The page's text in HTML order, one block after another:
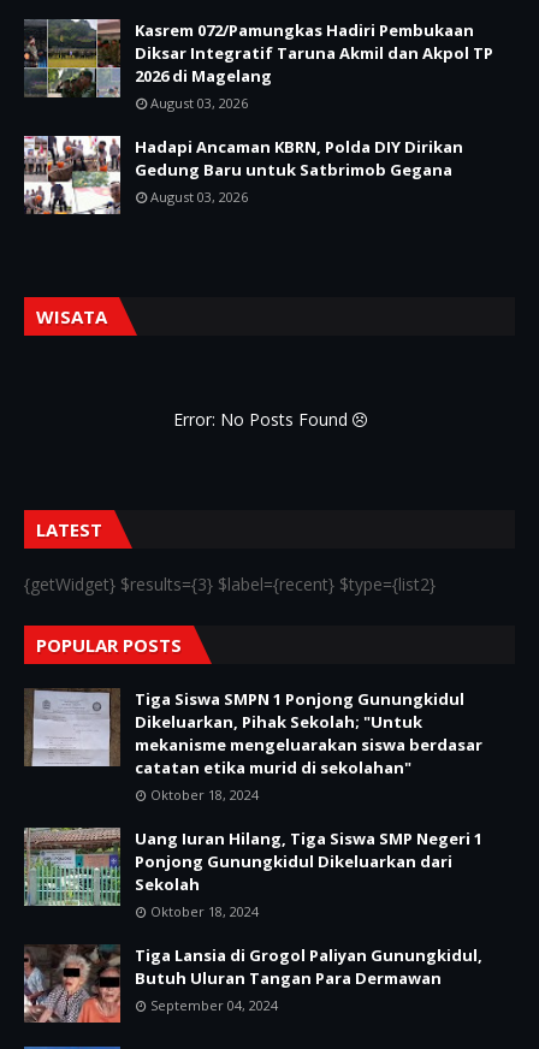
Kasrem 072/Pamungkas Hadiri Pembukaan
Diksar Integratif Taruna Akmil dan Akpol TP
2026 di Magelang
August 03, 2026
Hadapi Ancaman KBRN, Polda DIY Dirikan
Gedung Baru untuk Satbrimob Gegana
August 03, 2026
WISATA
Error: No Posts Found
LATEST
{getWidget} $results={3} $label={recent} $type={list2}
POPULAR POSTS
Tiga Siswa SMPN 1 Ponjong Gunungkidul
Dikeluarkan, Pihak Sekolah; "Untuk
mekanisme mengeluarakan siswa berdasar
catatan etika murid di sekolahan"
Oktober 18, 2024
Uang Iuran Hilang, Tiga Siswa SMP Negeri 1
Ponjong Gunungkidul Dikeluarkan dari
Sekolah
Oktober 18, 2024
Tiga Lansia di Grogol Paliyan Gunungkidul,
Butuh Uluran Tangan Para Dermawan
September 04, 2024